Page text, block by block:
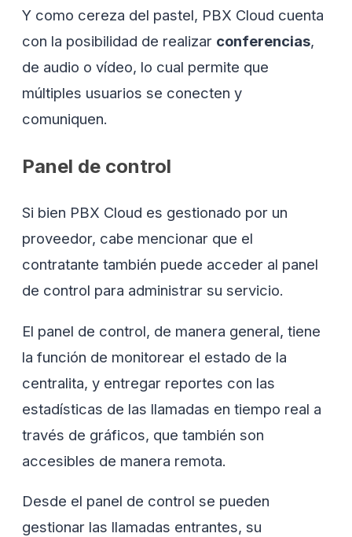
Y como cereza del pastel, PBX Cloud cuenta
con la posibilidad de realizar conferencias,
de audio o vídeo, lo cual permite que
múltiples usuarios se conecten y
comuniquen.
Panel de control
Si bien PBX Cloud es gestionado por un
proveedor, cabe mencionar que el
contratante también puede acceder al panel
de control para administrar su servicio.
El panel de control, de manera general, tiene
la función de monitorear el estado de la
centralita, y entregar reportes con las
estadísticas de las llamadas en tiempo real a
través de gráficos, que también son
accesibles de manera remota.
Desde el panel de control se pueden
gestionar las llamadas entrantes, su